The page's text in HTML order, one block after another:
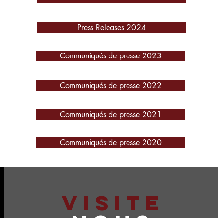
Press Releases 2024
Communiqués de presse 2023
Communiqués de presse 2022
Communiqués de presse 2021
Communiqués de presse 2020
VISITE